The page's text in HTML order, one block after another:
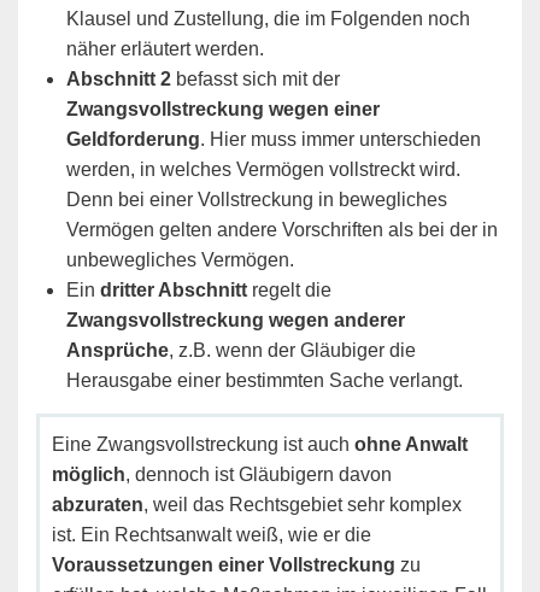
Klausel und Zustellung, die im Folgenden noch
näher erläutert werden.
Abschnitt 2 befasst sich mit der
Zwangsvollstreckung wegen einer
Geldforderung. Hier muss immer unterschieden
werden, in welches Vermögen vollstreckt wird.
Denn bei einer Vollstreckung in bewegliches
Vermögen gelten andere Vorschriften als bei der in
unbewegliches Vermögen.
Ein dritter Abschnitt regelt die
Zwangsvollstreckung wegen anderer
Ansprüche, z.B. wenn der Gläubiger die
Herausgabe einer bestimmten Sache verlangt.
Eine Zwangsvollstreckung ist auch ohne Anwalt
möglich, dennoch ist Gläubigern davon
abzuraten, weil das Rechtsgebiet sehr komplex
ist. Ein Rechtsanwalt weiß, wie er die
Voraussetzungen einer Vollstreckung zu